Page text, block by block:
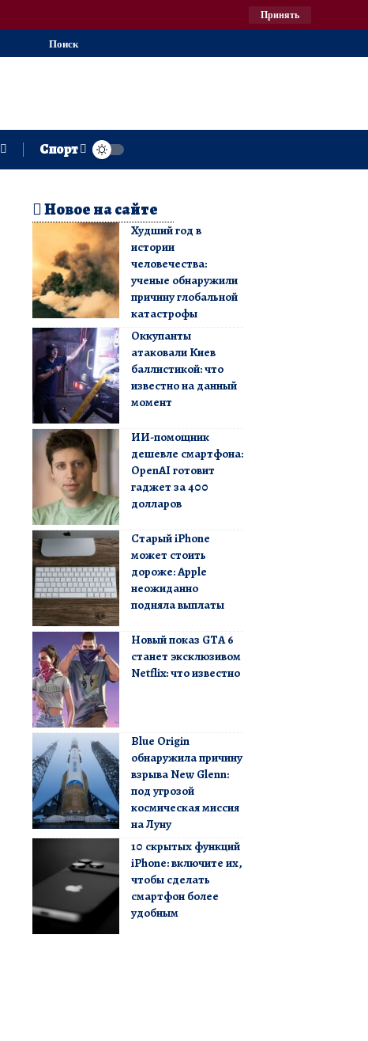
Принять
Поиск
Спорт
Новое на сайте
Худший год в
истории
человечества:
ученые обнаружили
причину глобальной
катастрофы
Оккупанты
атаковали Киев
баллистикой: что
известно на данный
момент
ИИ-помощник
дешевле смартфона:
OpenAI готовит
гаджет за 400
долларов
Старый iPhone
может стоить
дороже: Apple
неожиданно
подняла выплаты
Новый показ GTA 6
станет эксклюзивом
Netflix: что известно
Blue Origin
обнаружила причину
взрыва New Glenn:
под угрозой
космическая миссия
на Луну
10 скрытых функций
iPhone: включите их,
чтобы сделать
смартфон более
удобным